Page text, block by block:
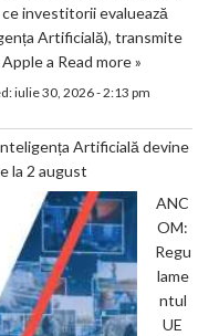
investitorii evaluează
Artificială), transmite
a Read more »
iulie 30, 2026 - 2:13 pm
Artificială devine
la 2 august
ANC
OM:
Regu
lame
ntul
UE